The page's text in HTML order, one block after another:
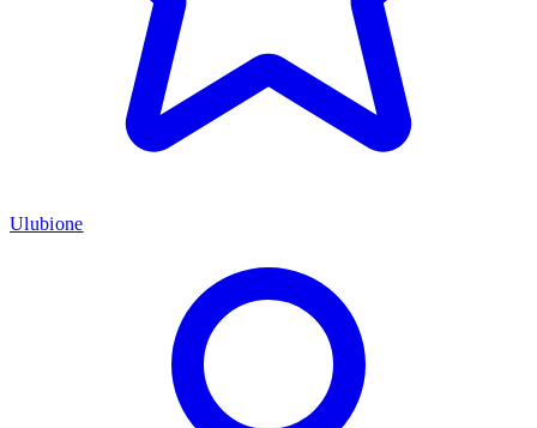
Ulubione